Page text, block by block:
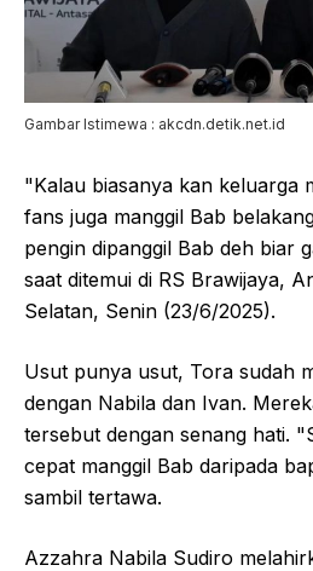
Gambar Istimewa : akcdn.detik.net.id
"Kalau biasanya kan keluarga
fans juga manggil Bab
pengin dipanggil Bab deh biar
saat ditemui di RS Brawijaya,
Selatan, Senin (23/6/2025).
Usut punya usut, Tora sudah
dengan Nabila dan Ivan.
tersebut dengan senang hati.
cepat manggil Bab daripada
sambil tertawa.
Azzahra Nabila Sudiro